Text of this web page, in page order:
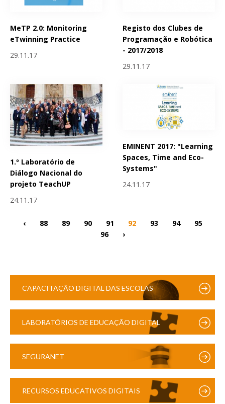
MeTP 2.0: Monitoring
eTwinning Practice
29.11.17
Registo dos Clubes de
Programação e Robótica
- 2017/2018
29.11.17
1.º Laboratório de
Diálogo Nacional do
projeto TeachUP
24.11.17
EMINENT 2017: "Learning
Spaces, Time and Eco-
Systems"
24.11.17
‹ 88 89 90 91 92 93 94
95
96
›
CAPACITAÇÃO DIGITAL DAS ESCOLAS
LABORATÓRIOS DE EDUCAÇÃO DIGITAL
SEGURANET
RECURSOS EDUCATIVOS DIGITAIS